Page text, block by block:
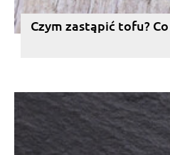
Czym zastąpić tofu?